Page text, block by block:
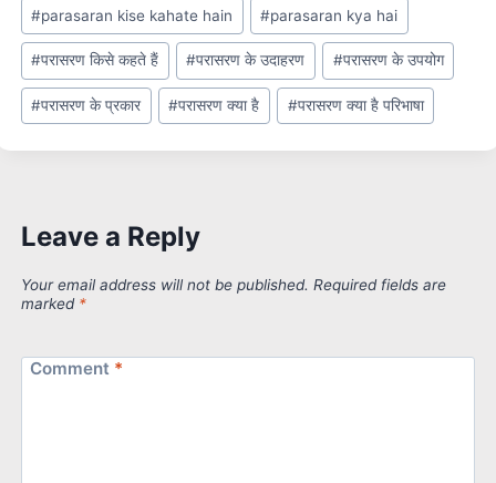
#parasaran kise kahate hain #parasaran kya hai
#परासरण किसे कहते हैं #परासरण के उदाहरण #परासरण के उपयोग
#परासरण के प्रकार #परासरण क्या है #परासरण क्या है परिभाषा
Leave a Reply
Your email address will not be published. Required fields are
marked *
Comment *